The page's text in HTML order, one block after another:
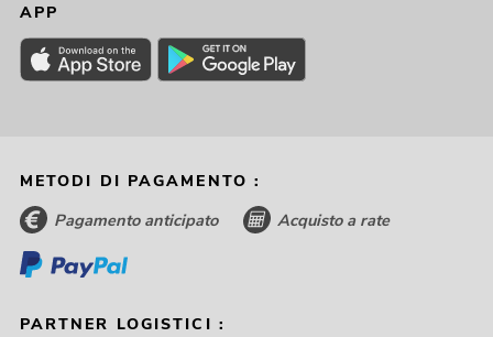
APP
METODI DI PAGAMENTO :
Pagamento anticipato Acquisto a rate
PARTNER LOGISTICI :